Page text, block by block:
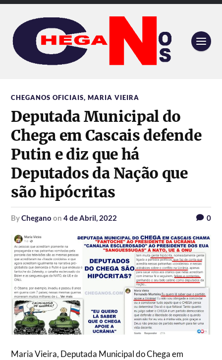
CHEGANOS OFICIAIS,MARIA VIEIRA
Deputada Municipal do
Chega em Cascais defende
Putin e diz que há
Deputados da Nação que
são hipócritas
byChegano on4 de Abril, 2022 0
Maria Vieira, Deputada Municipal do Chega em